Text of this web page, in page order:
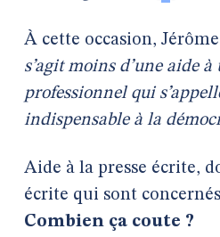
À cette occasion,
s’agit moins d’une aide
professionnel qui
indispensable à la
Aide à la presse écrite,
écrite qui sont
Combien ça coute ?